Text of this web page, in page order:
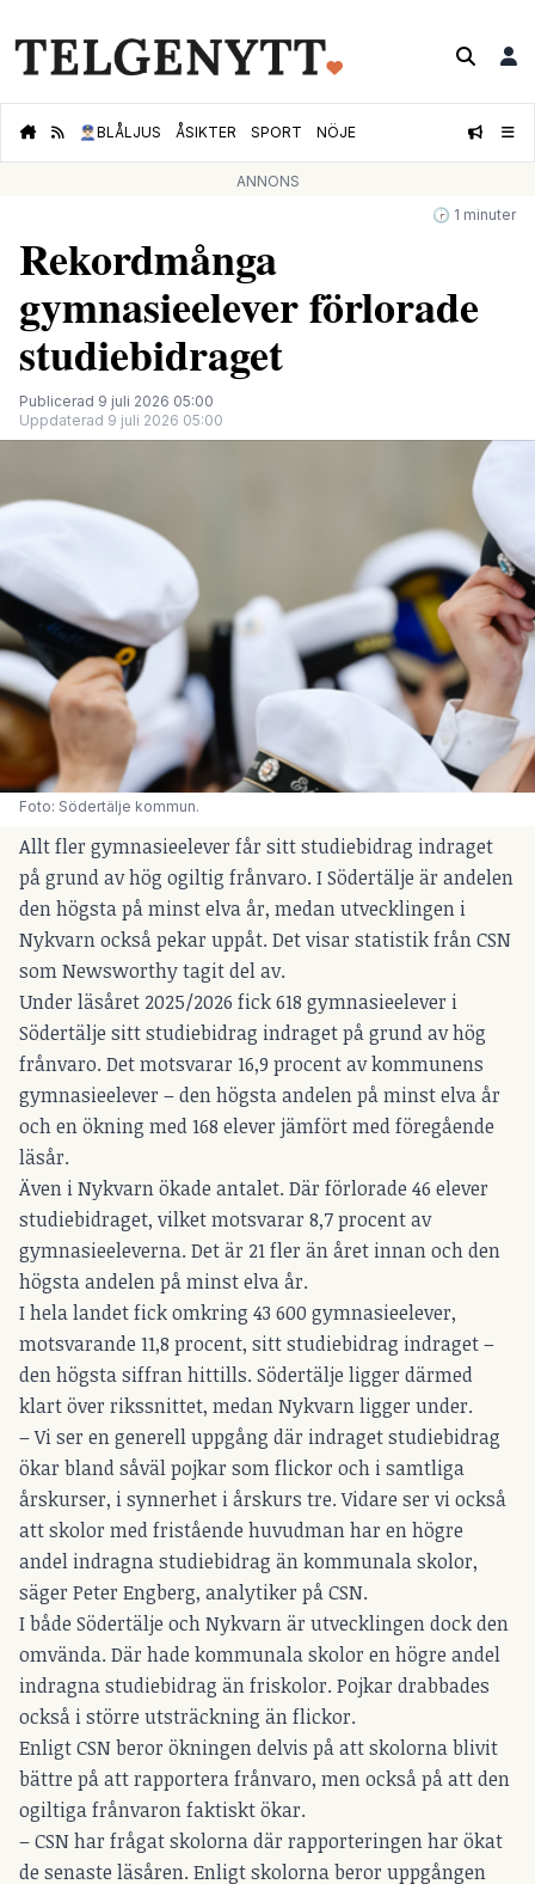
👮🏻‍♂️BLÅLJUS ÅSIKTER SPORT NÖJE
ANNONS
🕝 1 minuter
Rekordmånga
gymnasieelever förlorade
studiebidraget
Publicerad 9 juli 2026 05:00
Uppdaterad 9 juli 2026 05:00
Foto: Södertälje kommun.
Allt fler gymnasieelever får sitt studiebidrag indraget
på grund av hög ogiltig frånvaro. I Södertälje är andelen
den högsta på minst elva år, medan utvecklingen i
Nykvarn också pekar uppåt. Det visar statistik från CSN
som Newsworthy tagit del av.
Under läsåret 2025/2026 fick 618 gymnasieelever i
Södertälje sitt studiebidrag indraget på grund av hög
frånvaro. Det motsvarar 16,9 procent av kommunens
gymnasieelever – den högsta andelen på minst elva år
och en ökning med 168 elever jämfört med föregående
läsår.
Även i Nykvarn ökade antalet. Där förlorade 46 elever
studiebidraget, vilket motsvarar 8,7 procent av
gymnasieeleverna. Det är 21 fler än året innan och den
högsta andelen på minst elva år.
I hela landet fick omkring 43 600 gymnasieelever,
motsvarande 11,8 procent, sitt studiebidrag indraget –
den högsta siffran hittills. Södertälje ligger därmed
klart över rikssnittet, medan Nykvarn ligger under.
– Vi ser en generell uppgång där indraget studiebidrag
ökar bland såväl pojkar som flickor och i samtliga
årskurser, i synnerhet i årskurs tre. Vidare ser vi också
att skolor med fristående huvudman har en högre
andel indragna studiebidrag än kommunala skolor,
säger Peter Engberg, analytiker på CSN.
I både Södertälje och Nykvarn är utvecklingen dock den
omvända. Där hade kommunala skolor en högre andel
indragna studiebidrag än friskolor. Pojkar drabbades
också i större utsträckning än flickor.
Enligt CSN beror ökningen delvis på att skolorna blivit
bättre på att rapportera frånvaro, men också på att den
ogiltiga frånvaron faktiskt ökar.
– CSN har frågat skolorna där rapporteringen har ökat
de senaste läsåren. Enligt skolorna beror uppgången